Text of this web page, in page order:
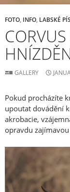
FOTO, INFO, LABSKÉ
GALLERY
Pokud procházíte
upoutat dovádění
akrobacie,
opravdu